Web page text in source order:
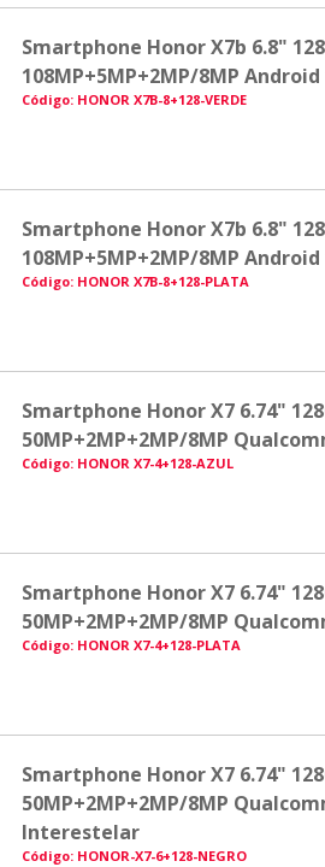
Smartphone Honor X7b 6.8"
108MP+5MP+2MP/8MP
Código: HONOR X7B-8+128-VERDE
Smartphone Honor X7b 6.8"
108MP+5MP+2MP/8MP
Código: HONOR X7B-8+128-PLATA
Smartphone Honor X7 6.74"
50MP+2MP+2MP/8MP
Código: HONOR X7-4+128-AZUL
Smartphone Honor X7 6.74"
50MP+2MP+2MP/8MP
Código: HONOR X7-4+128-PLATA
Smartphone Honor X7 6.74"
50MP+2MP+2MP/8MP
Interestelar
Código: HONOR-X7-6+128-NEGRO